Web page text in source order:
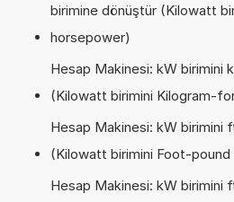
birimine dönüştür (Kilowatt
horsepower)
Hesap Makinesi: kW birimini
(Kilowatt birimini Kilogram-
Hesap Makinesi: kW birimini
(Kilowatt birimini Foot-
Hesap Makinesi: kW birimini